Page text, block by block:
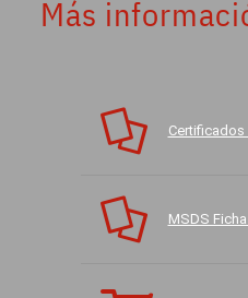
Más
Certificados
MSDS